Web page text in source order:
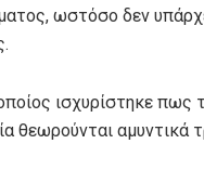
ωστόσο δεν
ισχυρίστηκε πως
θεωρούνται αμυντικά